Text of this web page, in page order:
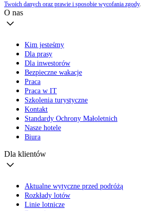
Twoich danych oraz prawie i sposobie wycofania zgody.
O nas
Kim jesteśmy
Dla prasy
Dla inwestorów
Bezpieczne wakacje
Praca
Praca w IT
Szkolenia turystyczne
Kontakt
Standardy Ochrony Małoletnich
Nasze hotele
Biura
Dla klientów
Aktualne wytyczne przed podróżą
Rozkłady lotów
Linie lotnicze